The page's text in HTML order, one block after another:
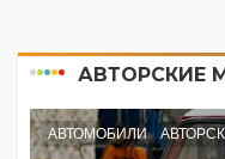
АВТОРСКИЕ
АВТОМОБИЛИ